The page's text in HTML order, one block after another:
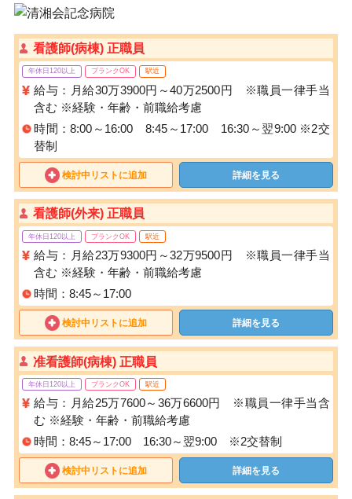
看護師(病棟) 正職員
年休日120以上 ブランクOK 駅近
給与：月給30万3900円～40万2500円 ※職員一律手当
含む ※経験・年齢・前職給考慮
時間：8:00～16:00 8:45～17:00 16:30～翌9:00 ※2交
替制
検討中リストに追加 詳細を見る
看護師(外来) 正職員
年休日120以上 ブランクOK 駅近
給与：月給23万9300円～32万9500円 ※職員一律手当
含む ※経験・年齢・前職給考慮
時間：8:45～17:00
検討中リストに追加 詳細を見る
准看護師(病棟) 正職員
年休日120以上 ブランクOK 駅近
給与：月給25万7600～36万6600円 ※職員一律手当含
む ※経験・年齢・前職給考慮
時間：8:45～17:00 16:30～翌9:00 ※2交替制
検討中リストに追加 詳細を見る